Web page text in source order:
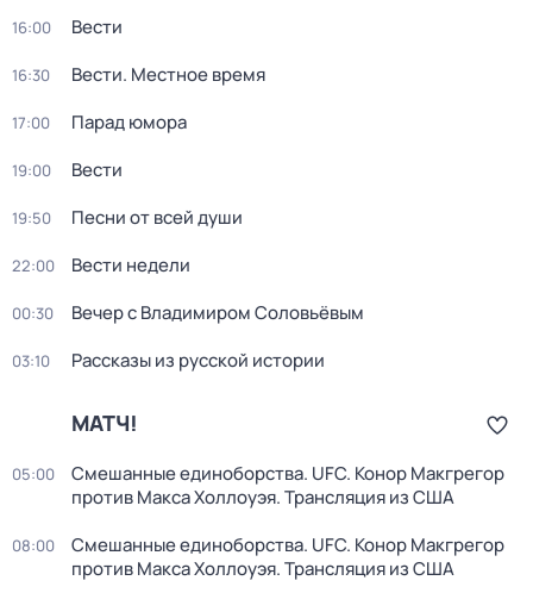
16:00 Вести
16:30 Вести. Местное время
17:00 Парад юмора
19:00 Вести
19:50 Песни от всей души
22:00 Вести недели
00:30 Вечер с Владимиром Соловьёвым
03:10 Рассказы из русской истории
МАТЧ!
05:00
Смешанные единоборства. UFC. Конор Макгрегор
против Макса Холлоуэя. Трансляция из США
08:00
Смешанные единоборства. UFC. Конор Макгрегор
против Макса Холлоуэя. Трансляция из США